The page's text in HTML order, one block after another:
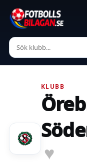
KLUBB
♥